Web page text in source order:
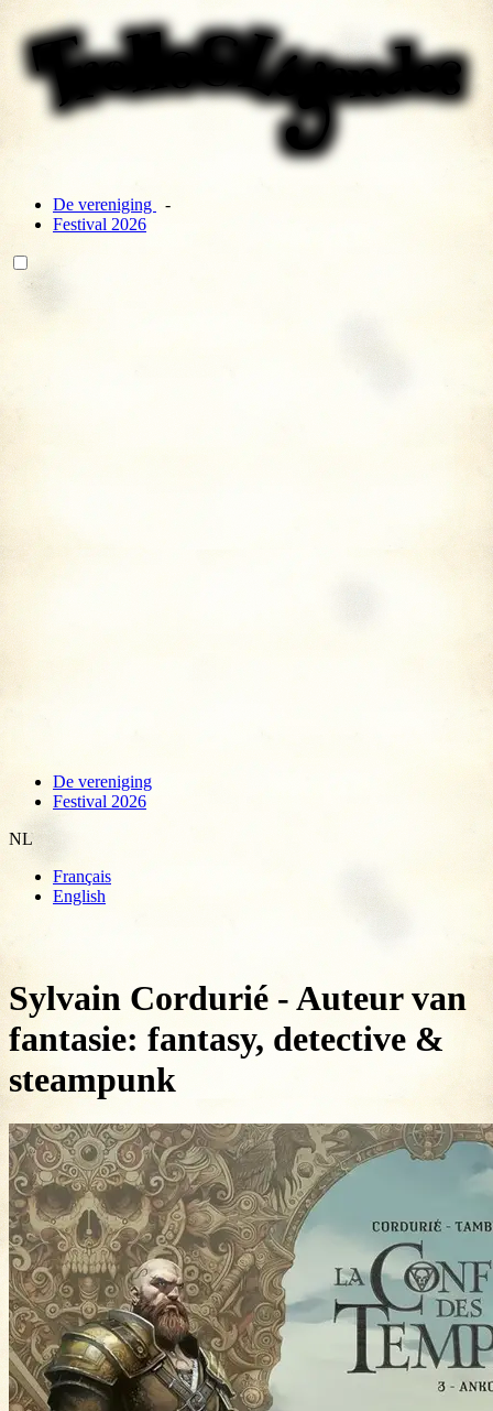
De vereniging
Festival 2026
De vereniging
Festival 2026
NL
Français
English
Sylvain Cordurié - Auteur van
fantasie: fantasy, detective &
steampunk